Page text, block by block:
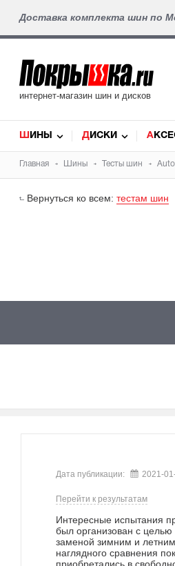
Доставка комплекта шин по
интернет-магазин шин и дисков
ШИНЫ ДИСКИ
Главная Шины Тесты шин
Вернуться ко всем: тестам шин
Дата публикации: 2021-
Перейти к результатам
Интересные испытания
был организован с целью
заменой зимним и
наглядного сравнения